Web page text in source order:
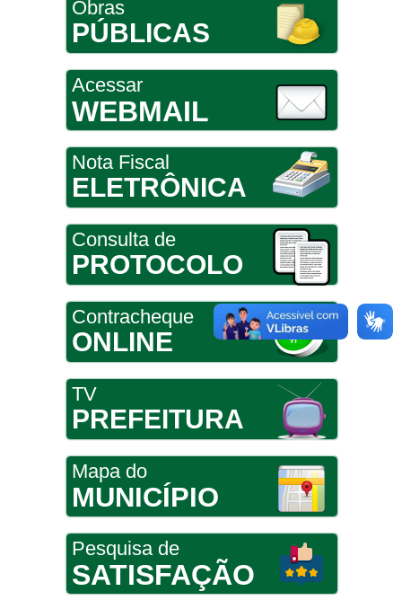
Obras
PÚBLICAS
Acessar
WEBMAIL
Nota Fiscal
ELETRÔNICA
Consulta de
PROTOCOLO
Contracheque
ONLINE
TV
PREFEITURA
Mapa do
MUNICÍPIO
Pesquisa de
SATISFAÇÃO